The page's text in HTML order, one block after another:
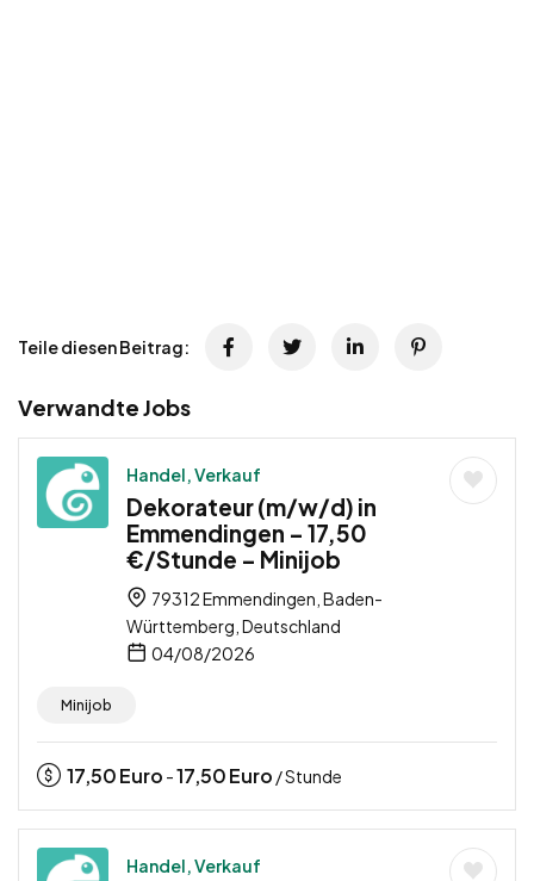
Teile diesen Beitrag:
Verwandte Jobs
Handel, Verkauf
Dekorateur (m/w/d) in
Emmendingen – 17,50
€/Stunde – Minijob
79312 Emmendingen, Baden-
Württemberg, Deutschland
04/08/2026
Minijob
17,50Euro -17,50Euro / Stunde
Handel, Verkauf